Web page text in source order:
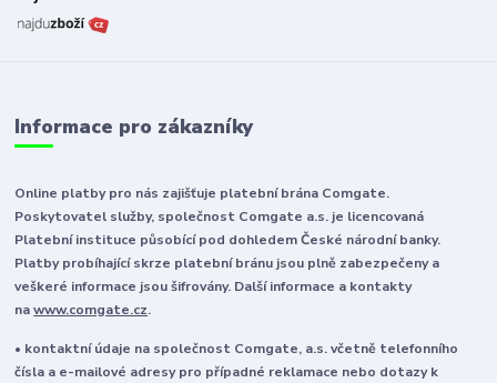
Informace pro zákazníky
Online platby pro nás zajišťuje platební brána Comgate.
Poskytovatel služby, společnost Comgate a.s. je licencovaná
Platební instituce působící pod dohledem České národní banky.
Platby probíhající skrze platební bránu jsou plně zabezpečeny a
veškeré informace jsou šifrovány. Další informace a kontakty
nawww.comgate.cz.
• kontaktní údaje na společnost Comgate, a.s. včetně telefonního
čísla a e-mailové adresy pro případné reklamace nebo dotazy k